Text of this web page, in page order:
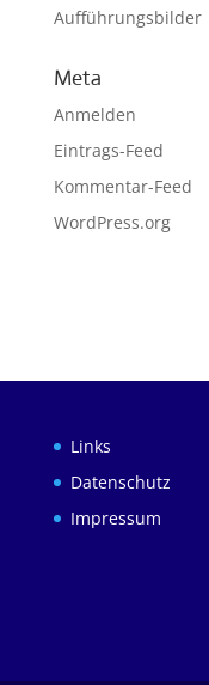
Aufführungsbilder
Meta
Anmelden
Eintrags-Feed
Kommentar-Feed
WordPress.org
Links
Datenschutz
Impressum